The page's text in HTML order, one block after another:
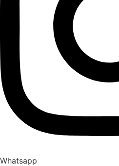
Whatsapp